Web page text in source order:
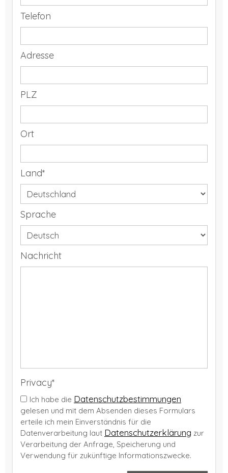
Telefon
Adresse
PLZ
Ort
Land*
Sprache
Nachricht
Privacy*
Ich habe die Datenschutzbestimmungen
gelesen und mit dem Absenden dieses Formulars
erteile ich mein Einverständnis für die
Datenverarbeitung laut Datenschutzerklärung zur
Verarbeitung der Anfrage, Speicherung und
Verwendung für zukünftige Informationszwecke.